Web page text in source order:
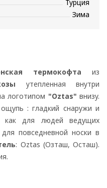
Турция
Зима
термокофта из
утепленная внутри
логотипом "Oztas"внизу.
: гладкий снаружи и
как для людей ведущих
повседневной носки в
: Oztas (Озташ, Осташ).